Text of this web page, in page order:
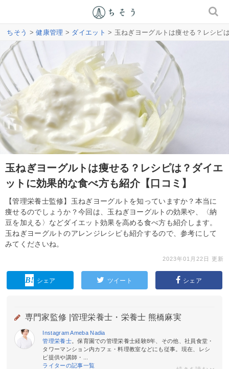
ちそう >健康管理 > ダイエット > 玉ねぎヨーグルトは痩せる？レシピ
玉ねぎヨーグルトは痩せる？レシピは？ダイエ
ットに効果的な食べ方も紹介【口コミ】
【管理栄養士監修】玉ねぎヨーグルトを知っていますか？本当に
痩せるのでしょうか？今回は、玉ねぎヨーグルトの効果や、〈納
豆を加える〉などダイエット効果を高める食べ方も紹介します。
玉ねぎヨーグルトのアレンジレシピも紹介するので、参考にして
みてくださいね。
2023年01月22日 更新
シェア ツイート シェア
専門家監修 | 管理栄養士・栄養士 熊橋麻実
Instagram Ameba Nadia
管理栄養士。保育園での管理栄養士経験8年、その他、社員食堂・
タワーマンション内カフェ・料理教室などにも従事。現在、レシ
ピ提供や講師・...
ライターの記事一覧